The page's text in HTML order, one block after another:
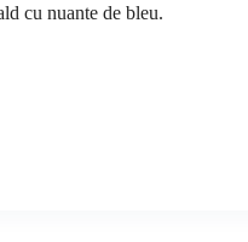
cu nuante de bleu.